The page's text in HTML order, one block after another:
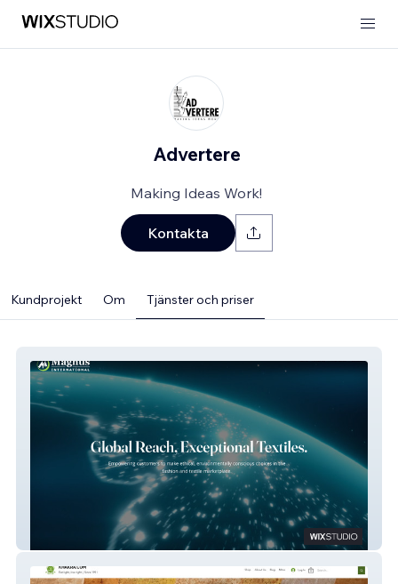
Advertere
Making Ideas Work!
Kontakta
Kundprojekt Om Tjänster och priser
Magnus International